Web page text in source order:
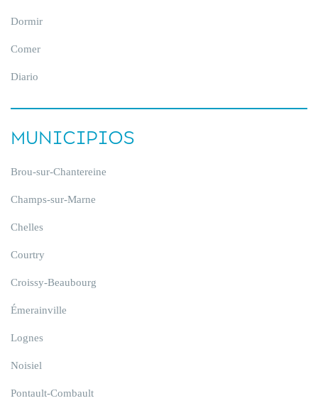
Dormir
Comer
Diario
MUNICIPIOS
Brou-sur-Chantereine
Champs-sur-Marne
Chelles
Courtry
Croissy-Beaubourg
Émerainville
Lognes
Noisiel
Pontault-Combault